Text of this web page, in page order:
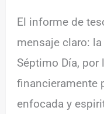
El informe de
mensaje claro:
Séptimo Día, por
financieramente
enfocada y